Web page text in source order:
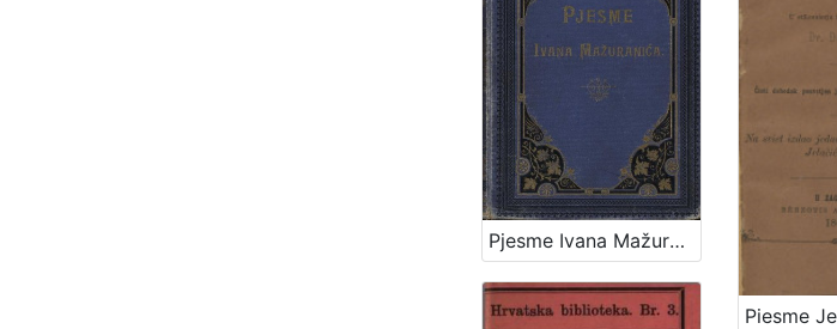
Pjesme Ivana Mažuranića : sa slikom i autografom pjesnika ter sa fototipijom pjesnika na odru / izdao Vladimir Mažuranić.